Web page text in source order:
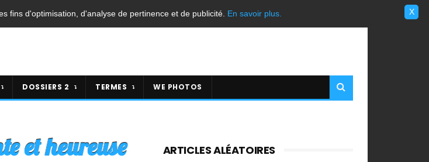
DOSSIERS 2 TERMES WE PHOTOS
et heureuse ARTICLES ALÉATOIRES
X
fins d'optimisation, d'analyse de pertinence et de publicité. En savoir plus.